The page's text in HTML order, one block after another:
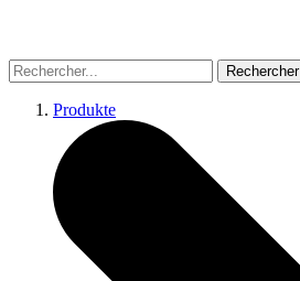
Rechercher
Produkte